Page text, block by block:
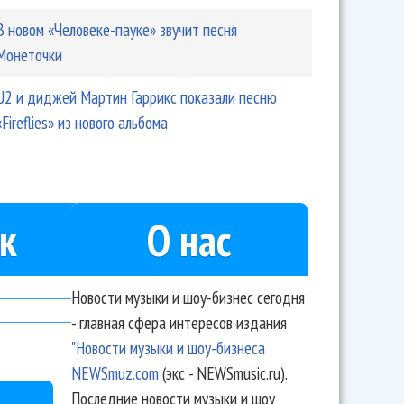
новом «Человеке-пауке» звучит песня
и диджей Мартин Гаррикс показали песню
из нового альбома
О нас
Новости музыки и шоу-бизнес сегодня
- главная сфера интересов издания
"Новости музыки и шоу-бизнеса
NEWSmuz.com(экс - NEWSmusic.ru).
Последние новости музыки и шоу